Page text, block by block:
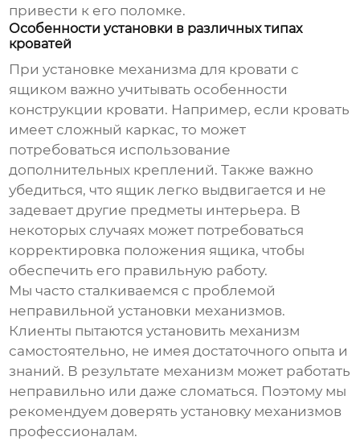
привести к его поломке.
Особенности установки в различных типах
кроватей
При установке механизма для кровати с
ящиком важно учитывать особенности
конструкции кровати. Например, если кровать
имеет сложный каркас, то может
потребоваться использование
дополнительных креплений. Также важно
убедиться, что ящик легко выдвигается и не
задевает другие предметы интерьера. В
некоторых случаях может потребоваться
корректировка положения ящика, чтобы
обеспечить его правильную работу.
Мы часто сталкиваемся с проблемой
неправильной установки механизмов.
Клиенты пытаются установить механизм
самостоятельно, не имея достаточного опыта и
знаний. В результате механизм может работать
неправильно или даже сломаться. Поэтому мы
рекомендуем доверять установку механизмов
профессионалам.